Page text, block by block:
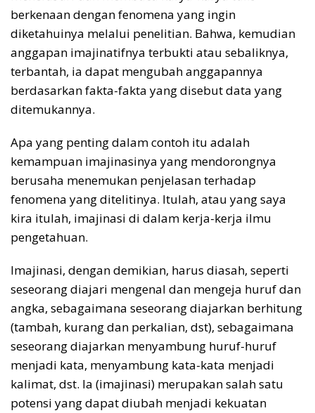
berkenaan dengan fenomena yang ingin
diketahuinya melalui penelitian. Bahwa, kemudian
anggapan imajinatifnya terbukti atau sebaliknya,
terbantah, ia dapat mengubah anggapannya
berdasarkan fakta-fakta yang disebut data yang
ditemukannya.
Apa yang penting dalam contoh itu adalah
kemampuan imajinasinya yang mendorongnya
berusaha menemukan penjelasan terhadap
fenomena yang ditelitinya. Itulah, atau yang saya
kira itulah, imajinasi di dalam kerja-kerja ilmu
pengetahuan.
Imajinasi, dengan demikian, harus diasah, seperti
seseorang diajari mengenal dan mengeja huruf dan
angka, sebagaimana seseorang diajarkan berhitung
(tambah, kurang dan perkalian, dst), sebagaimana
seseorang diajarkan menyambung huruf-huruf
menjadi kata, menyambung kata-kata menjadi
kalimat, dst. Ia (imajinasi) merupakan salah satu
potensi yang dapat diubah menjadi kekuatan